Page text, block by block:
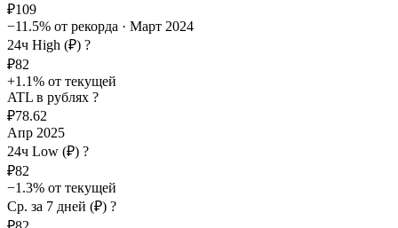
₽109
−11.5% от рекорда · Март 2024
24ч High (₽) ?
₽82
+1.1% от текущей
ATL в рублях ?
₽78.62
Апр 2025
24ч Low (₽) ?
₽82
−1.3% от текущей
Ср. за 7 дней (₽) ?